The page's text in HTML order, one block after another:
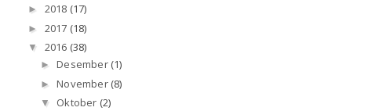
► 2018 (17)
► 2017 (18)
▼ 2016 (38)
►Desember (1)
►November (8)
▼ Oktober (2)